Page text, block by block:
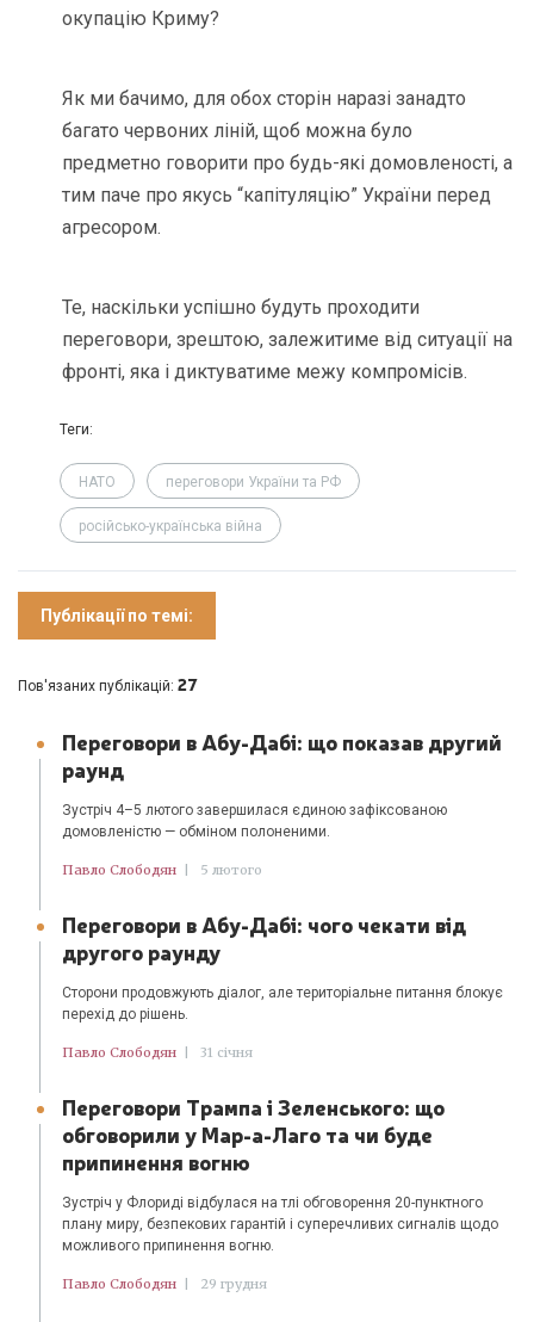
окупацію Криму?
Як ми бачимо, для обох сторін наразі занадто
багато червоних ліній, щоб можна було
предметно говорити про будь-які домовленості, а
тим паче про якусь “капітуляцію” України перед
агресором.
Те, наскільки успішно будуть проходити
переговори, зрештою, залежитиме від ситуації на
фронті, яка і диктуватиме межу компромісів.
Теги:
НАТО переговори України та РФ
російсько-українська війна
Публікації по темі:
Пов'язаних публікацій: 27
Переговори в Абу-Дабі: що показав другий
раунд
Зустріч 4–5 лютого завершилася єдиною зафіксованою
домовленістю — обміном полоненими.
Павло Слободян 5 лютого
Переговори в Абу-Дабі: чого чекати від
другого раунду
Сторони продовжують діалог, але територіальне питання блокує
перехід до рішень.
Павло Слободян 31 січня
Переговори Трампа і Зеленського: що
обговорили у Мар-а-Лаго та чи буде
припинення вогню
Зустріч у Флориді відбулася на тлі обговорення 20-пунктного
плану миру, безпекових гарантій і суперечливих сигналів щодо
можливого припинення вогню.
Павло Слободян 29 грудня